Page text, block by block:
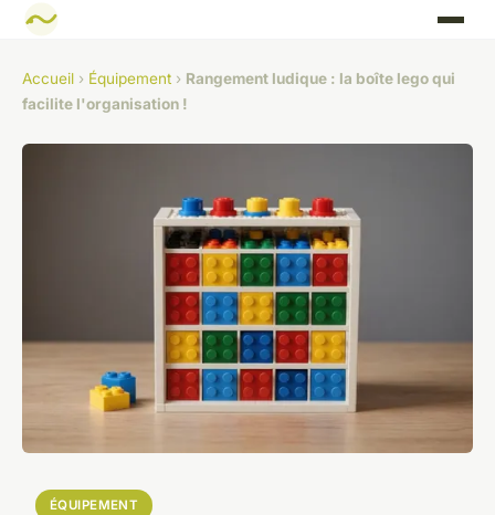
Accueil › Équipement › Rangement ludique : la boîte lego qui
facilite l'organisation !
ÉQUIPEMENT